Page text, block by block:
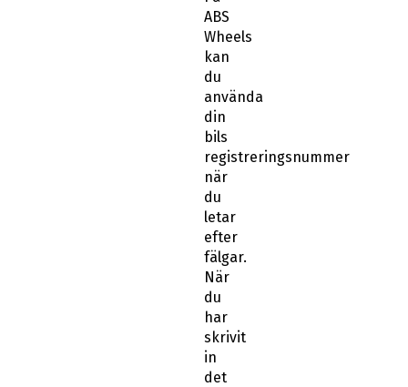
ABS
Wheels
kan
du
använda
din
bils
registreringsnummer
när
du
letar
efter
fälgar.
När
du
har
skrivit
in
det